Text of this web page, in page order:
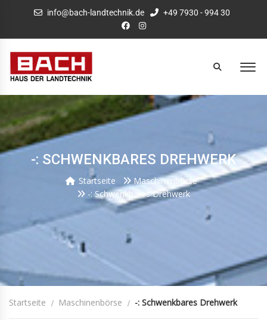
info@bach-landtechnik.de +49 7930 - 994 30
-: SCHWENKBARES DREHWERK
Startseite
Maschinenbörse
-: Schwenkbares Drehwerk
Startseite Maschinenbörse -: Schwenkbares Drehwerk